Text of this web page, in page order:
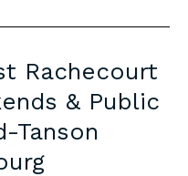
Rachecourt
& Public
Tanson